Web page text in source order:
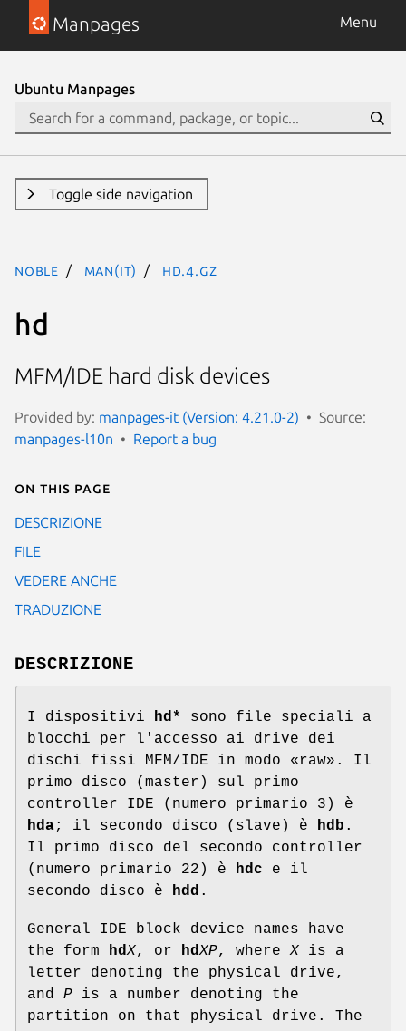
Manpages Menu
Ubuntu Manpages
Toggle side navigation
noble man(it) hd.4.gz
hd
MFM/IDE hard disk devices
Provided by: manpages-it (Version: 4.21.0-2)
Source:
manpages-l10n
Report a bug
On this page
DESCRIZIONE
FILE
VEDERE ANCHE
TRADUZIONE
DESCRIZIONE
I dispositivi hd*
sono file speciali a
blocchi per l'accesso ai drive dei
dischi fissi MFM/IDE in modo «raw». Il
primo disco (master) sul primo
controller IDE (numero primario 3) è
hda; il secondo disco (slave) è hdb .
Il primo disco del secondo controller
(numero primario 22) è hdc e il
secondo disco è hdd .
General IDE block device names have
the form hdX, or hdXP, whereX is a
letter denoting the physical drive,
and P is a number denoting the
partition on that physical drive. The